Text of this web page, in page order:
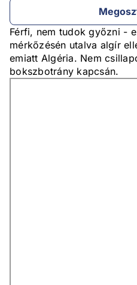
Férfi, nem tudok győzni -
mérkőzésén utalva algír
emiatt Algéria. Nem
bokszbotrány kapcsán.